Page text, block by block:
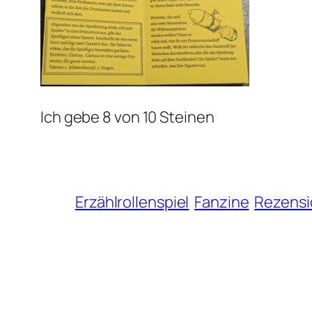
Ich gebe 8 von 10 Steinen
Erzählrollenspiel Fanzine